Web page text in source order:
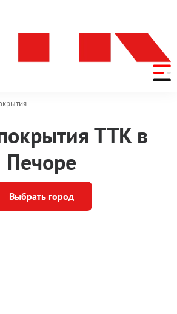
ТТК в
Печоре
Выбрать город